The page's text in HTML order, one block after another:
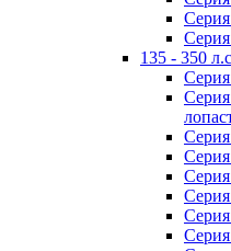
Серия
Серия
135 - 350
Серия
Серия
Серия